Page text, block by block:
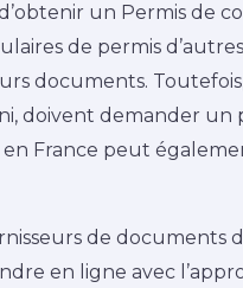
un Permis de
de permis
documents.
doivent demander un
France peut
de documents
en ligne avec